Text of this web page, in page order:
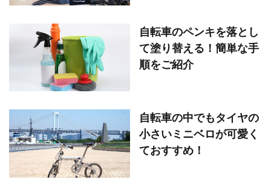
自転車のペンキを落とし
て塗り替える！簡単な手
順をご紹介
自転車の中でもタイヤの
小さいミニベロが可愛く
ておすすめ！